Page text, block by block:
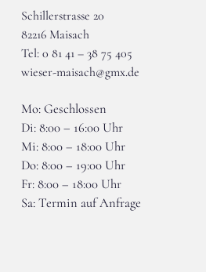
Schillerstrasse 20
82216 Maisach
Tel: 0 81 41 – 38 75 405
wieser-maisach@gmx.de
Mo: Geschlossen
Di: 8:00 – 16:00 Uhr
Mi: 8:00 – 18:00 Uhr
Do: 8:00 – 19:00 Uhr
Fr: 8:00 – 18:00 Uhr
Sa: Termin auf Anfrage